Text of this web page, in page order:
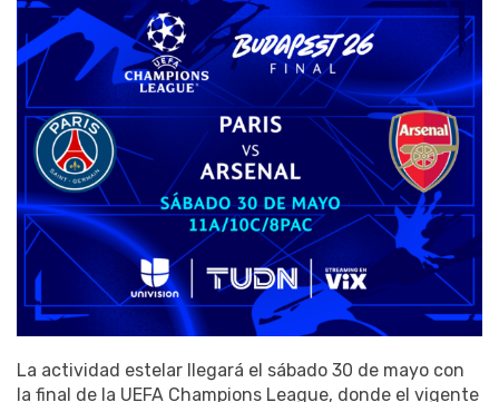
La actividad estelar llegará el sábado 30 de mayo con
la final de la UEFA Champions League, donde el vigente